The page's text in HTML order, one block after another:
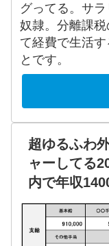
グってる。サ
奴隷。分離課
て経費で生活
とです。
超ゆるふわ
ャーしてる
内で年収